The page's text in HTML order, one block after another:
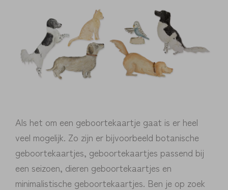
Als het om een geboortekaartje gaat is er heel
veel mogelijk. Zo zijn er bijvoorbeeld botanische
geboortekaartjes, geboortekaartjes passend bij
een seizoen, dieren geboortekaartjes en
minimalistische geboortekaartjes. Ben je op zoek